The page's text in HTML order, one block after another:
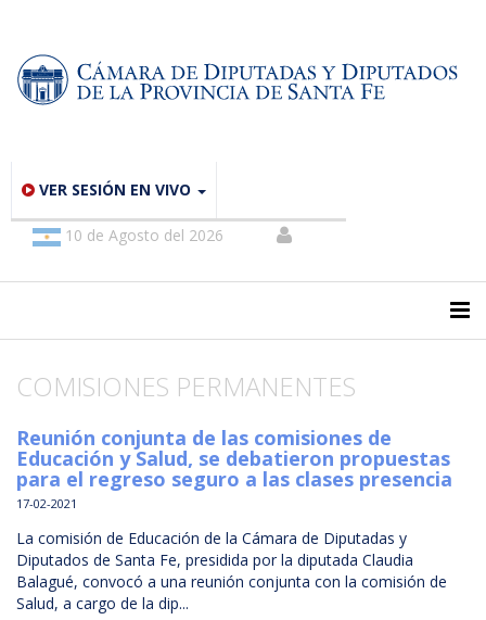
VER SESIÓN EN VIVO
10 de Agosto del 2026
COMISIONES PERMANENTES
Reunión conjunta de las comisiones de
Educación y Salud, se debatieron propuestas
para el regreso seguro a las clases presencia
17-02-2021
La comisión de Educación de la Cámara de Diputadas y
Diputados de Santa Fe, presidida por la diputada Claudia
Balagué, convocó a una reunión conjunta con la comisión de
Salud, a cargo de la dip...